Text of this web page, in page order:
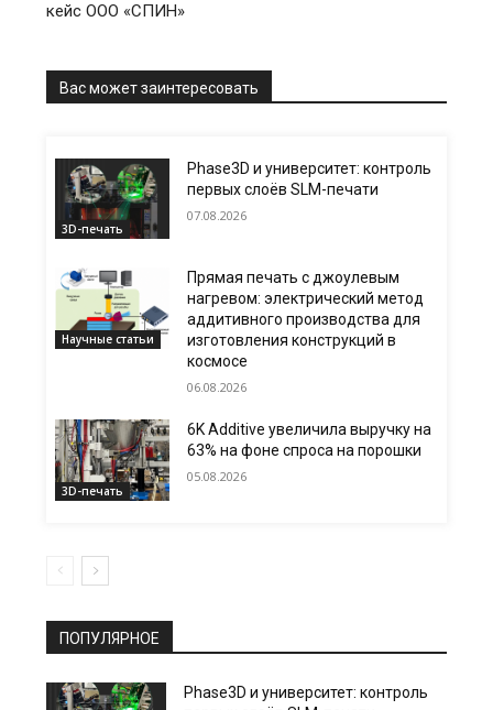
кейс ООО «СПИН»
Вас может заинтересовать
3D-печать
Phase3D и университет: контроль
первых слоёв SLM-печати
07.08.2026
Научные статьи
Прямая печать с джоулевым
нагревом: электрический метод
аддитивного производства для
изготовления конструкций в
космосе
06.08.2026
3D-печать
6K Additive увеличила выручку на
63% на фоне спроса на порошки
05.08.2026
ПОПУЛЯРНОЕ
Phase3D и университет: контроль